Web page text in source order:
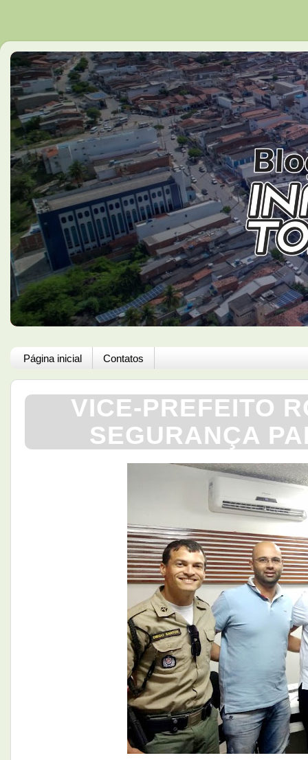
Página inicial Contatos
VICE-PREFEITO
SEGURANÇA